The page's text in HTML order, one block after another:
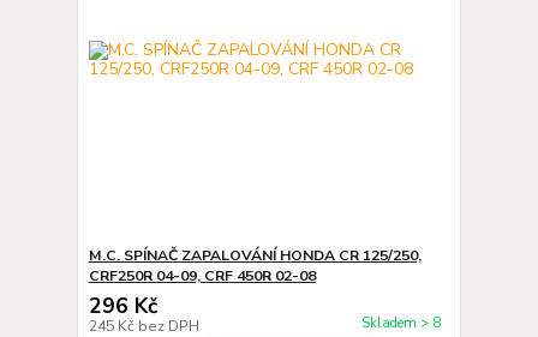
M.C. SPÍNAČ ZAPALOVÁNÍ HONDA CR 125/250,
CRF250R 04-09, CRF 450R 02-08
296 Kč
245 Kč bez DPH Skladem > 8